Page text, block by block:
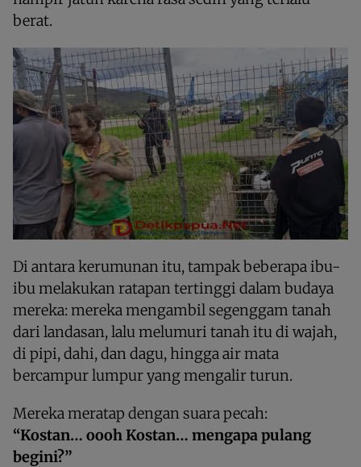
berat.
Di antara kerumunan itu, tampak beberapa ibu-
ibu melakukan ratapan tertinggi dalam budaya
mereka: mereka mengambil segenggam tanah
dari landasan, lalu melumuri tanah itu di wajah,
di pipi, dahi, dan dagu, hingga air mata
bercampur lumpur yang mengalir turun.
Mereka meratap dengan suara pecah:
“Kostan… oooh Kostan… mengapa pulang
begini?”